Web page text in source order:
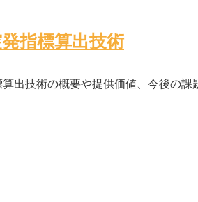
指標算出技術
出技術の概要や提供価値、今後の課